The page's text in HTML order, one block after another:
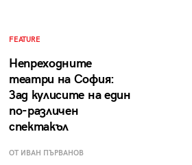
FEATURE
Непреходните
театри на София:
Зад кулисите на един
по-различен
спектакъл
ОТ ИВАН ПЪРВАНОВ